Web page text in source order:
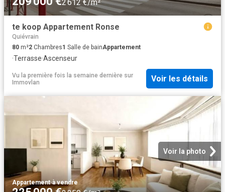
2 612 €/m²
te koop Appartement Ronse
Quiévrain
80 m²2 Chambres1 Salle de bainAppartement
·Terrasse·Ascenseur
Vu la première fois la semaine dernière sur
Immovlan
Voir les détails
Voir la photo
Appartement·à vendre